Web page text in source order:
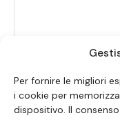
Per fornire le migliori
i cookie per
dispositivo. Il